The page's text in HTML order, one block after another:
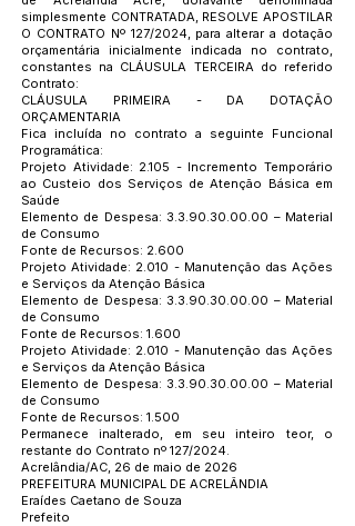
simplesmente CONTRATADA, RESOLVE APOSTILAR
O CONTRATO Nº 127/2024, para alterar a dotação
orçamentária inicialmente indicada no contrato,
constantes na CLÁUSULA TERCEIRA do referido
Contrato:
CLÁUSULA PRIMEIRA - DA DOTAÇÃO
ORÇAMENTARIA
Fica incluída no contrato a seguinte Funcional
Programática:
Projeto Atividade: 2.105 - Incremento Temporário
ao Custeio dos Serviços de Atenção Básica em
Saúde
Elemento de Despesa: 3.3.90.30.00.00 – Material
de Consumo
Fonte de Recursos: 2.600
Projeto Atividade: 2.010 - Manutenção das Ações
e Serviços da Atenção Básica
Elemento de Despesa: 3.3.90.30.00.00 – Material
de Consumo
Fonte de Recursos: 1.600
Projeto Atividade: 2.010 - Manutenção das Ações
e Serviços da Atenção Básica
Elemento de Despesa: 3.3.90.30.00.00 – Material
de Consumo
Fonte de Recursos: 1.500
Permanece inalterado, em seu inteiro teor, o
restante do Contrato nº 127/2024.
Acrelândia/AC, 26 de maio de 2026
PREFEITURA MUNICIPAL DE ACRELÂNDIA
Eraídes Caetano de Souza
Prefeito